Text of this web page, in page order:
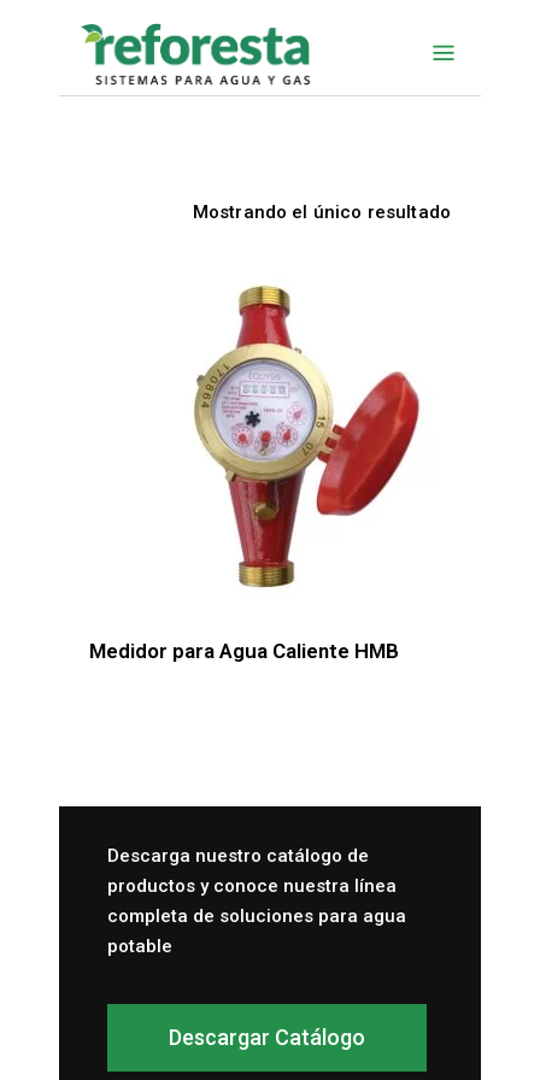
Mostrando el único resultado
Medidor para Agua Caliente HMB
Descarga nuestro catálogo de
productos y conoce nuestra línea
completa de soluciones para agua
potable
Descargar Catálogo